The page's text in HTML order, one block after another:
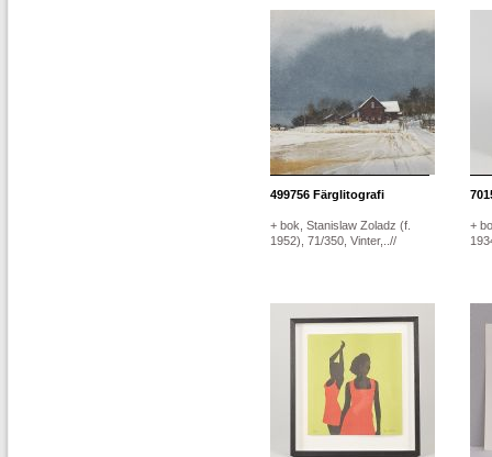
499756 Färglitografi
+ bok, Stanislaw Zoladz (f.
1952), 71/350, Vinter,..//
+